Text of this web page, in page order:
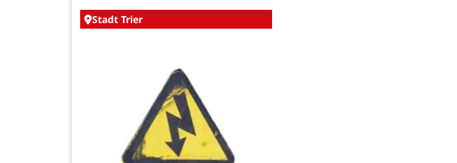
Stadt Trier